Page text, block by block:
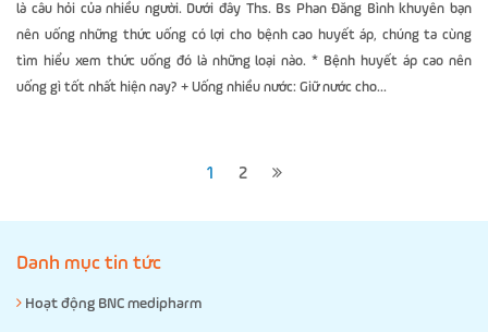
là câu hỏi của nhiều người. Dưới đây Ths. Bs Phan Đăng Bình khuyên bạn
nên uống những thức uống có lợi cho bệnh cao huyết áp, chúng ta cùng
tìm hiểu xem thức uống đó là những loại nào. * Bệnh huyết áp cao nên
uống gì tốt nhất hiện nay? + Uống nhiều nước: Giữ nước cho...
1 2
Danh mục tin tức
Hoạt động BNC medipharm